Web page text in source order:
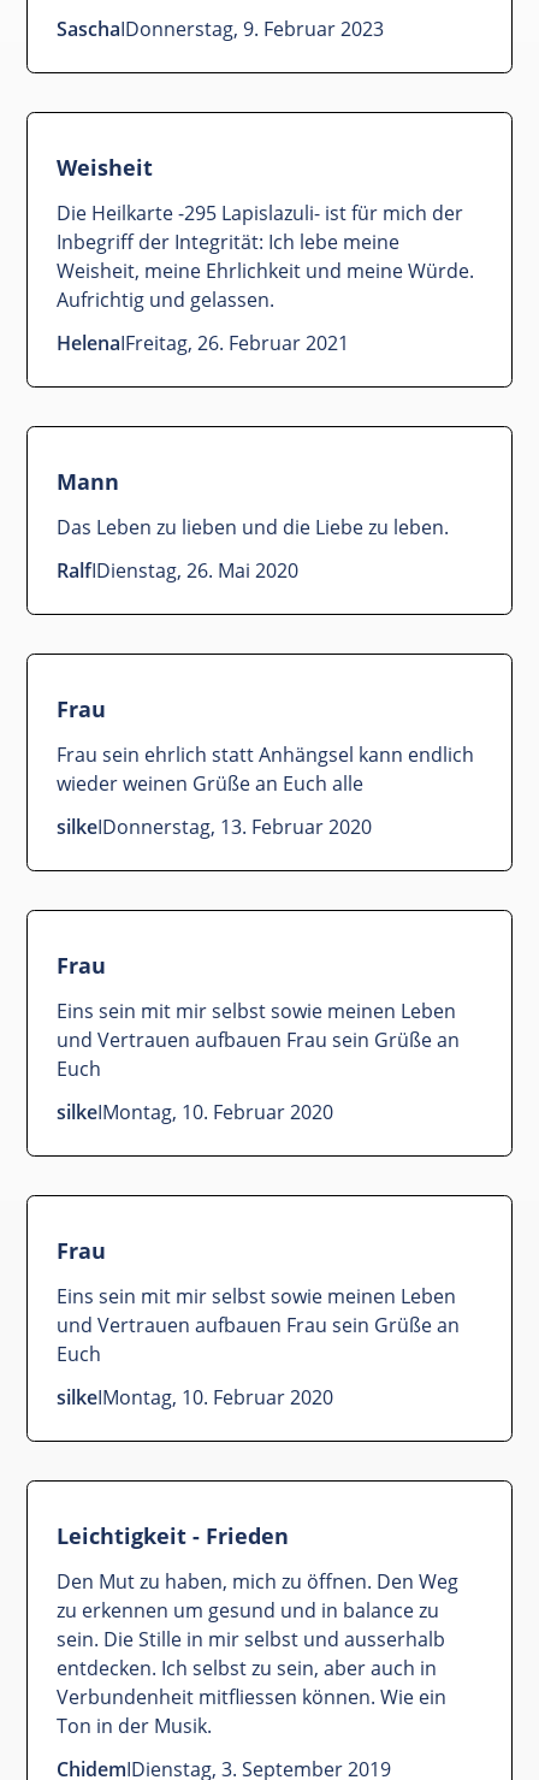
SaschaIDonnerstag, 9. Februar 2023
Weisheit
Die Heilkarte -295 Lapislazuli- ist für mich der
Inbegriff der Integrität: Ich lebe meine
Weisheit, meine Ehrlichkeit und meine Würde.
Aufrichtig und gelassen.
HelenaIFreitag, 26. Februar 2021
Mann
Das Leben zu lieben und die Liebe zu leben.
RalfIDienstag, 26. Mai 2020
Frau
Frau sein ehrlich statt Anhängsel kann endlich
wieder weinen Grüße an Euch alle
silkeIDonnerstag, 13. Februar 2020
Frau
Eins sein mit mir selbst sowie meinen Leben
und Vertrauen aufbauen Frau sein Grüße an
Euch
silkeIMontag, 10. Februar 2020
Frau
Eins sein mit mir selbst sowie meinen Leben
und Vertrauen aufbauen Frau sein Grüße an
Euch
silkeIMontag, 10. Februar 2020
Leichtigkeit - Frieden
Den Mut zu haben, mich zu öffnen. Den Weg
zu erkennen um gesund und in balance zu
sein. Die Stille in mir selbst und ausserhalb
entdecken. Ich selbst zu sein, aber auch in
Verbundenheit mitfliessen können. Wie ein
Ton in der Musik.
ChidemIDienstag, 3. September 2019